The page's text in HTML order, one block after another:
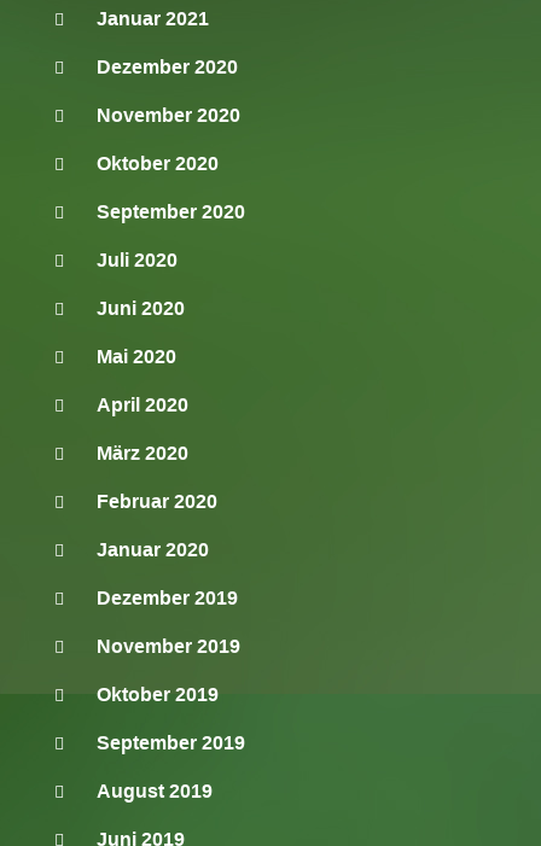
Januar 2021
Dezember 2020
November 2020
Oktober 2020
September 2020
Juli 2020
Juni 2020
Mai 2020
April 2020
März 2020
Februar 2020
Januar 2020
Dezember 2019
November 2019
Oktober 2019
September 2019
August 2019
Juni 2019